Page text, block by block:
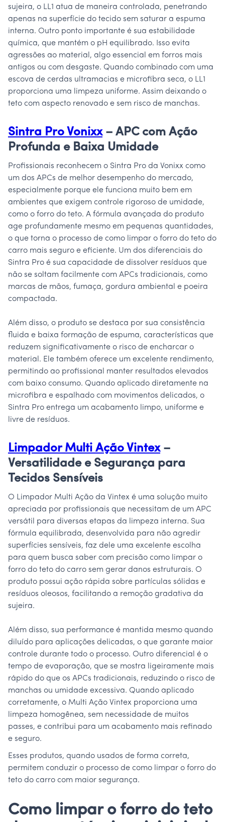
sujeira, o LL1 atua de maneira controlada, penetrando
apenas na superfície do tecido sem saturar a espuma
interna. Outro ponto importante é sua estabilidade
química, que mantém o pH equilibrado. Isso evita
agressões ao material, algo essencial em forros mais
antigos ou com desgaste. Quando combinado com uma
escova de cerdas ultramacias e microfibra seca, o LL1
proporciona uma limpeza uniforme. Assim deixando o
teto com aspecto renovado e sem risco de manchas.
Sintra Pro Vonixx– APC com Ação
Profunda e Baixa Umidade
Profissionais reconhecem o Sintra Pro da Vonixx como
um dos APCs de melhor desempenho do mercado,
especialmente porque ele funciona muito bem em
ambientes que exigem controle rigoroso de umidade,
como o forro do teto. A fórmula avançada do produto
age profundamente mesmo em pequenas quantidades,
o que torna o processo de como limpar o forro do teto do
carro mais seguro e eficiente. Um dos diferenciais do
Sintra Pro é sua capacidade de dissolver resíduos que
não se soltam facilmente com APCs tradicionais, como
marcas de mãos, fumaça, gordura ambiental e poeira
compactada.
Além disso, o produto se destaca por sua consistência
fluida e baixa formação de espuma, características que
reduzem significativamente o risco de encharcar o
material. Ele também oferece um excelente rendimento,
permitindo ao profissional manter resultados elevados
com baixo consumo. Quando aplicado diretamente na
microfibra e espalhado com movimentos delicados, o
Sintra Pro entrega um acabamento limpo, uniforme e
livre de resíduos.
Limpador Multi Ação Vintex–
Versatilidade e Segurança para
Tecidos Sensíveis
O Limpador Multi Ação da Vintex é uma solução muito
apreciada por profissionais que necessitam de um APC
versátil para diversas etapas da limpeza interna. Sua
fórmula equilibrada, desenvolvida para não agredir
superfícies sensíveis, faz dele uma excelente escolha
para quem busca saber com precisão como limpar o
forro do teto do carro sem gerar danos estruturais. O
produto possui ação rápida sobre partículas sólidas e
resíduos oleosos, facilitando a remoção gradativa da
sujeira.
Além disso, sua performance é mantida mesmo quando
diluído para aplicações delicadas, o que garante maior
controle durante todo o processo. Outro diferencial é o
tempo de evaporação, que se mostra ligeiramente mais
rápido do que os APCs tradicionais, reduzindo o risco de
manchas ou umidade excessiva. Quando aplicado
corretamente, o Multi Ação Vintex proporciona uma
limpeza homogênea, sem necessidade de muitos
passes, e contribui para um acabamento mais refinado
e seguro.
Esses produtos, quando usados de forma correta,
permitem conduzir o processo de como limpar o forro do
teto do carro com maior segurança.
Como limpar o forro do teto